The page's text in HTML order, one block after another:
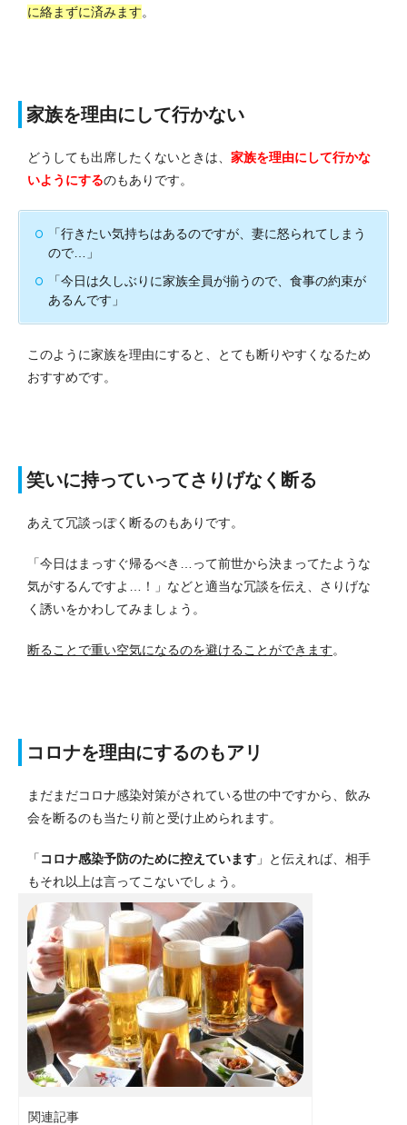
に絡まずに済みます。
家族を理由にして行かない
どうしても出席したくないときは、 家族を理由にして行かな
いようにするのもありです。
「行きたい気持ちはあるのですが、妻に怒られてしまう
ので…」
「今日は久しぶりに家族全員が揃うので、食事の約束が
あるんです」
このように家族を理由にすると、とても断りやすくなるため
おすすめです。
笑いに持っていってさりげなく断る
あえて冗談っぽく断るのもありです。
「今日はまっすぐ帰るべき…って前世から決まってたような
気がするんですよ…！」などと適当な冗談を伝え、さりげな
く誘いをかわしてみましょう。
断ることで重い空気になるのを避けることができます。
コロナを理由にするのもアリ
まだまだコロナ感染対策がされている世の中ですから、飲み
会を断るのも当たり前と受け止められます。
「 コロナ感染予防のために控えています 」と伝えれば、相手
もそれ以上は言ってこないでしょう。
関連記事